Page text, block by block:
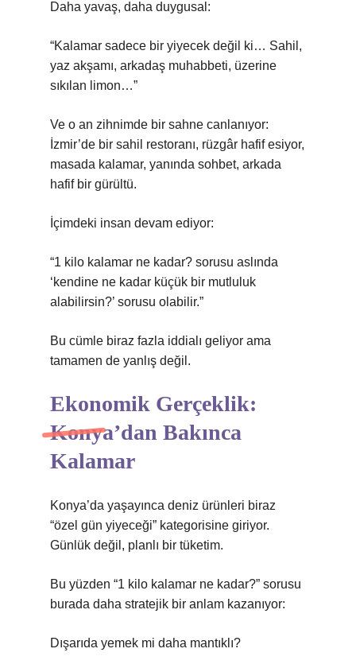
Daha yavaş, daha duygusal:
“Kalamar sadece bir yiyecek değil ki… Sahil,
yaz akşamı, arkadaş muhabbeti, üzerine
sıkılan limon…”
Ve o an zihnimde bir sahne canlanıyor:
İzmir’de bir sahil restoranı, rüzgâr hafif esiyor,
masada kalamar, yanında sohbet, arkada
hafif bir gürültü.
İçimdeki insan devam ediyor:
“1 kilo kalamar ne kadar? sorusu aslında
‘kendine ne kadar küçük bir mutluluk
alabilirsin?’ sorusu olabilir.”
Bu cümle biraz fazla iddialı geliyor ama
tamamen de yanlış değil.
Ekonomik Gerçeklik:
Konya’dan Bakınca
Kalamar
Konya’da yaşayınca deniz ürünleri biraz
“özel gün yiyeceği” kategorisine giriyor.
Günlük değil, planlı bir tüketim.
Bu yüzden “1 kilo kalamar ne kadar?” sorusu
burada daha stratejik bir anlam kazanıyor:
Dışarıda yemek mi daha mantıklı?